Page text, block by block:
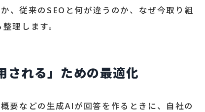
、従来のSEOと何が違うのか、なぜ今取り組
理します。
れる」ための最適化
などの生成AIが回答を作るときに、自社の